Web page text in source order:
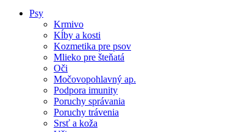
Psy
Krmivo
Kĺby a kosti
Kozmetika pre psov
Mlieko pre šteňatá
Oči
Močovopohlavný ap.
Podpora imunity
Poruchy správania
Poruchy trávenia
Srsť a koža